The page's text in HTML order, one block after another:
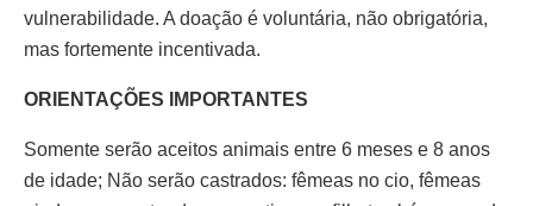
vulnerabilidade. A doação é voluntária, não obrigatória,
mas fortemente incentivada.
ORIENTAÇÕES IMPORTANTES
Somente serão aceitos animais entre 6 meses e 8 anos
de idade; Não serão castrados: fêmeas no cio, fêmeas